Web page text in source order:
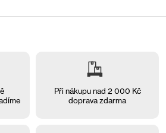
Při nákupu nad 2 000 Kč
doprava zdarma